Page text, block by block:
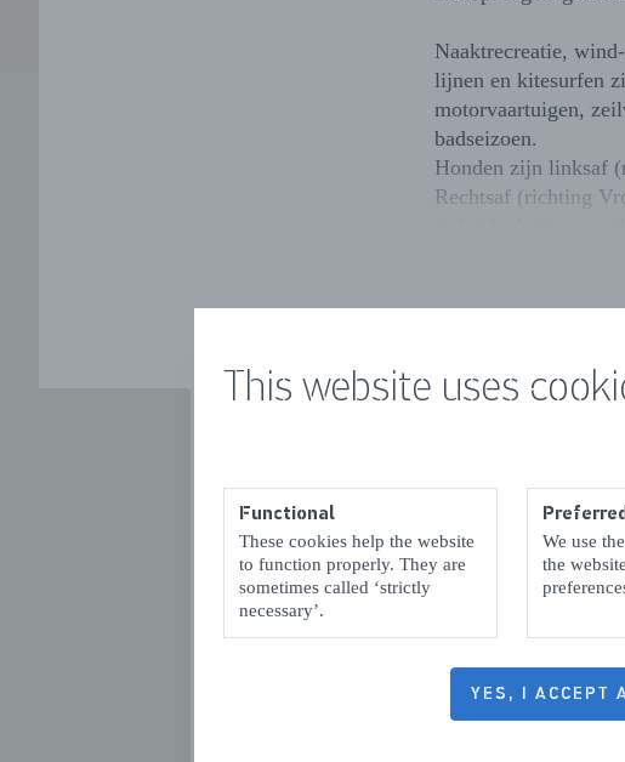
This website uses
Functional
These cookies help the website
to function properly. They are
sometimes called ‘strictly
necessary’.
We use
the
YES, I ACCEPT
Naaktrecreatie,
lijnen en kitesurfen
motorvaartuigen,
badseizoen.
Honden zijn linksaf
Rechtsaf (richting